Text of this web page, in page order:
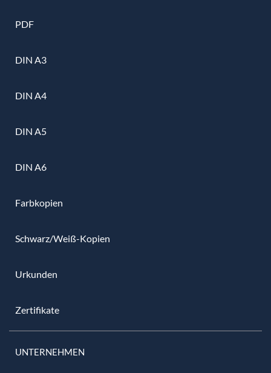
PDF
DIN A3
DIN A4
DIN A5
DIN A6
Farbkopien
Schwarz/Weiß-Kopien
Urkunden
Zertifikate
UNTERNEHMEN